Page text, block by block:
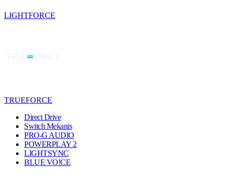
LIGHTFORCE
TRUEFORCE
Direct Drive
Switch Mekanis
PRO-G AUDIO
POWERPLAY 2
LIGHTSYNC
BLUE VO!CE